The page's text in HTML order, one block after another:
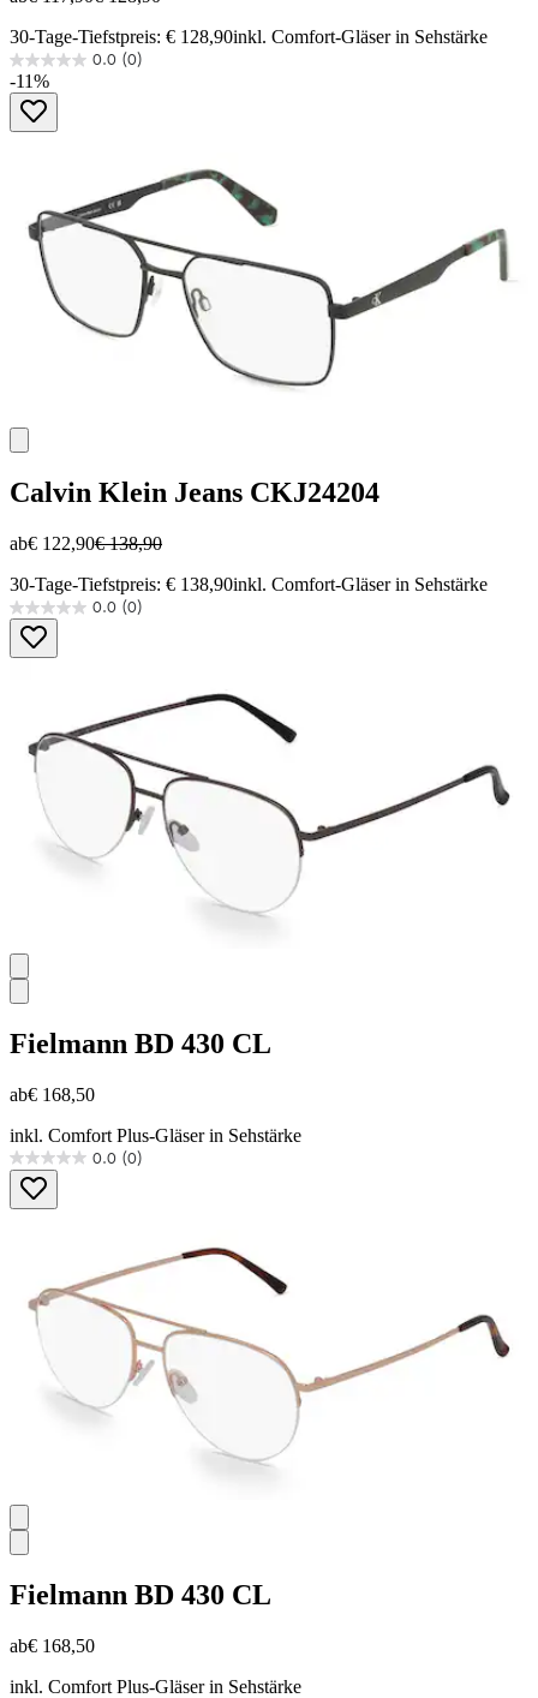
30-Tage-Tiefstpreis: € 128,90inkl. Comfort-Gläser in Sehstärke
0.0 (0)
0.0
von
Sternen.
-11%
Calvin Klein Jeans CKJ24204
ab€ 122,90€ 138,90
30-Tage-Tiefstpreis: € 138,90inkl. Comfort-Gläser in Sehstärke
0.0 (0)
0.0
von
5
Fielmann BD 430 CL
ab€ 168,50
inkl. Comfort Plus-Gläser in Sehstärke
0.0 (0)
0.0
von
5
Fielmann BD 430 CL
ab€ 168,50
inkl. Comfort Plus-Gläser in Sehstärke